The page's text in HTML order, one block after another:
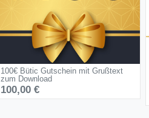
100€ Bütic Gutschein mit Grußtext
zum Download
100,00 €